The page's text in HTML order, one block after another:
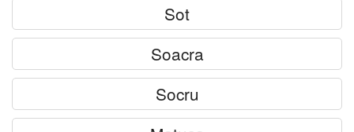
Sot
Soacra
Socru